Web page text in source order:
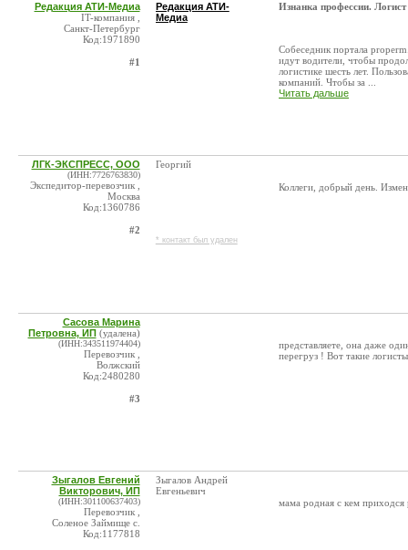
Редакция АТИ-Медиа
IT-компания ,
Санкт-Петербург
Код:1971890
#1
Редакция АТИ-
Медиа
Изнанка профессии.
Собеседник портала
идут водители, чтобы
логистике шесть лет.
компаний. Чтобы за ...
Читать дальше
ЛГК-ЭКСПРЕСС, ООО
(ИНН:7726763830)
Экспедитор-перевозчик ,
Москва
Код:1360786
#2
Георгий
* контакт был удален
Коллеги, добрый день.
Сасова Марина
Петровна, ИП (удалена)
(ИНН:343511974404)
Перевозчик ,
Волжский
Код:2480280
#3
представляете, она даже
перегруз ! Вот такие
Зыгалов Евгений
Викторович, ИП
(ИНН:301100637403)
Перевозчик ,
Соленое Займище с.
Код:1177818
Зыгалов Андрей
Евгеньевич
мама родная с кем приходся